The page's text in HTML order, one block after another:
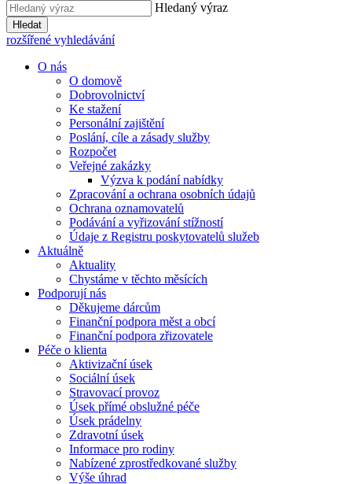
Hledaný výraz
Hledat
rozšířené vyhledávání
O nás
O domově
Dobrovolnictví
Ke stažení
Personální zajištění
Poslání, cíle a zásady služby
Rozpočet
Veřejné zakázky
Výzva k podání nabídky
Zpracování a ochrana osobních údajů
Ochrana oznamovatelů
Podávání a vyřizování stížností
Údaje z Registru poskytovatelů služeb
Aktuálně
Aktuality
Chystáme v těchto měsících
Podporují nás
Děkujeme dárcům
Finanční podpora měst a obcí
Finanční podpora zřizovatele
Péče o klienta
Aktivizační úsek
Sociální úsek
Stravovací provoz
Úsek přímé obslužné péče
Úsek prádelny
Zdravotní úsek
Informace pro rodiny
Nabízené zprostředkované služby
Výše úhrad